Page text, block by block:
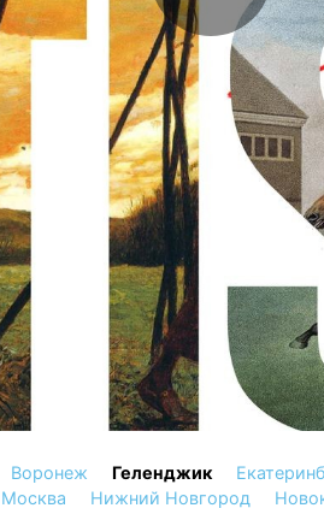
Воронеж Геленджик
Москва Нижний Новгород